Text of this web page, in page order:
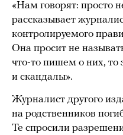
«Нам говорят: просто
рассказывает
контролируемого
Она просит не
что-то пишем о них, то
и скандалы».
Журналист другого
на родственников
Те спросили